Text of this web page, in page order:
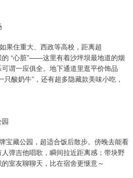
果住重大、西政等高校，距离超
“心脏”——这里有着沙坪坝最地道的烟
谓一应俱全。地下通道里逛平价饰品
只酸奶牛”，还有超多隐藏款美味小吃，
宝藏公园，超适合饭后散步。傍晚去能看
弹吉他唱歌，瞬间拉近距离感；带块野
室友聊聊天，比在宿舍更惬意～